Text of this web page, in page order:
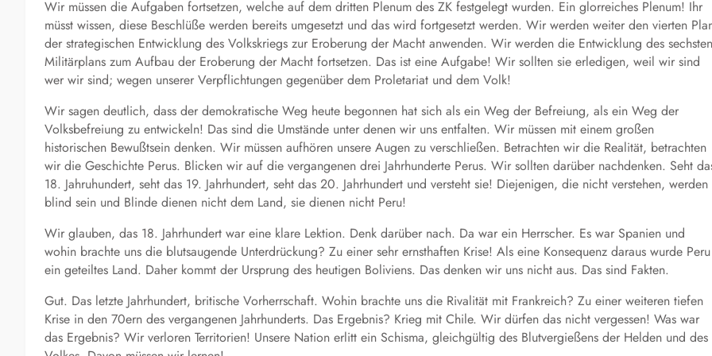
Wir müssen die Aufgaben fortsetzen, welche auf dem dritten Plenum des ZK festgelegt wurden. Ein glorreiches Plenum! Ihr
müsst wissen, diese Beschlüße werden bereits umgesetzt und das wird fortgesetzt werden. Wir werden weiter den vierten
der strategischen Entwicklung des Volkskriegs zur Eroberung der Macht anwenden. Wir werden die Entwicklung des sechsten
Militärplans zum Aufbau der Eroberung der Macht fortsetzen. Das ist eine Aufgabe! Wir sollten sie erledigen, weil wir sind
wer wir sind; wegen unserer Verpflichtungen gegenüber dem Proletariat und dem Volk!
Wir sagen deutlich, dass der demokratische Weg heute begonnen hat sich als ein Weg der Befreiung, als ein Weg der
Volksbefreiung zu entwickeln! Das sind die Umstände unter denen wir uns entfalten. Wir müssen mit einem großen
historischen Bewußtsein denken. Wir müssen aufhören unsere Augen zu verschließen. Betrachten wir die Realität, betrachten
wir die Geschichte Perus. Blicken wir auf die vergangenen drei Jahrhunderte Perus. Wir sollten darüber nachdenken. Seht
18. Jahruhundert, seht das 19. Jahrhundert, seht das 20. Jahrhundert und versteht sie! Diejenigen, die nicht verstehen, werden
blind sein und Blinde dienen nicht dem Land, sie dienen nicht Peru!
Wir glauben, das 18. Jahrhundert war eine klare Lektion. Denk darüber nach. Da war ein Herrscher. Es war Spanien und
wohin brachte uns die blutsaugende Unterdrückung? Zu einer sehr ernsthaften Krise! Als eine Konsequenz daraus wurde Peru
ein geteiltes Land. Daher kommt der Ursprung des heutigen Boliviens. Das denken wir uns nicht aus. Das sind Fakten.
Gut. Das letzte Jahrhundert, britische Vorherrschaft. Wohin brachte uns die Rivalität mit Frankreich? Zu einer weiteren tiefen
Krise in den 70ern des vergangenen Jahrhunderts. Das Ergebnis? Krieg mit Chile. Wir dürfen das nicht vergessen! Was war
das Ergebnis? Wir verloren Territorien! Unsere Nation erlitt ein Schisma, gleichgültig des Blutvergießens der Helden und des